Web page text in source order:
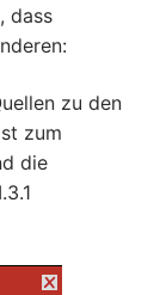
dass
zu den
zum
die